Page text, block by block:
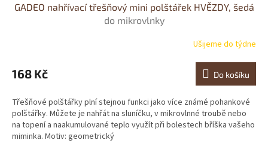
GADEO nahřívací třešňový mini polštářek HVĚZDY, šedá
do mikrovlnky
Ušijeme do týdne
168 Kč Do košíku
Třešňové polštářky plní stejnou funkci jako více známé pohankové
polštářky. Můžete je nahřát na sluníčku, v mikrovlnné troubě nebo
na topení a naakumulované teplo využít při bolestech bříška vašeho
miminka. Motiv: geometrický